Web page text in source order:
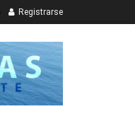
Registrarse